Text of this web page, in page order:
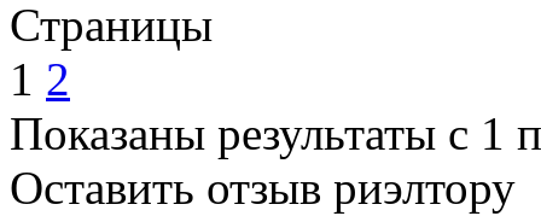
Страницы
1 2
Показаны результаты с 1
Оставить отзыв риэлтору